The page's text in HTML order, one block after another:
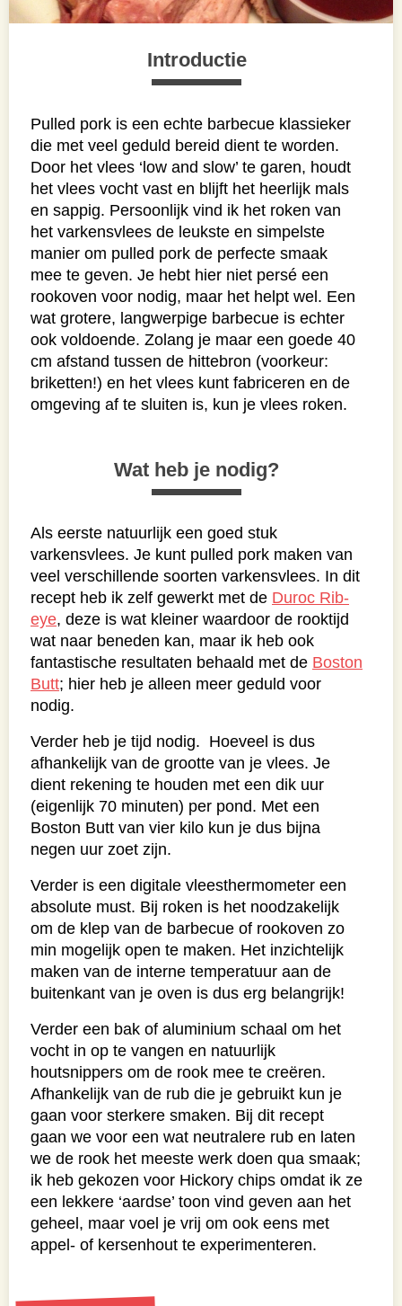
Introductie
Pulled pork is een echte barbecue klassieker
die met veel geduld bereid dient te worden.
Door het vlees ‘low and slow’ te garen, houdt
het vlees vocht vast en blijft het heerlijk mals
en sappig. Persoonlijk vind ik het roken van
het varkensvlees de leukste en simpelste
manier om pulled pork de perfecte smaak
mee te geven. Je hebt hier niet persé een
rookoven voor nodig, maar het helpt wel. Een
wat grotere, langwerpige barbecue is echter
ook voldoende. Zolang je maar een goede 40
cm afstand tussen de hittebron (voorkeur:
briketten!) en het vlees kunt fabriceren en de
omgeving af te sluiten is, kun je vlees roken.
Wat heb je nodig?
Als eerste natuurlijk een goed stuk
varkensvlees. Je kunt pulled pork maken van
veel verschillende soorten varkensvlees. In dit
recept heb ik zelf gewerkt met de Duroc Rib-
eye, deze is wat kleiner waardoor de rooktijd
wat naar beneden kan, maar ik heb ook
fantastische resultaten behaald met de Boston
Butt; hier heb je alleen meer geduld voor
nodig.
Verder heb je tijd nodig. Hoeveel is dus
afhankelijk van de grootte van je vlees. Je
dient rekening te houden met een dik uur
(eigenlijk 70 minuten) per pond. Met een
Boston Butt van vier kilo kun je dus bijna
negen uur zoet zijn.
Verder is een digitale vleesthermometer een
absolute must. Bij roken is het noodzakelijk
om de klep van de barbecue of rookoven zo
min mogelijk open te maken. Het inzichtelijk
maken van de interne temperatuur aan de
buitenkant van je oven is dus erg belangrijk!
Verder een bak of aluminium schaal om het
vocht in op te vangen en natuurlijk
houtsnippers om de rook mee te creëren.
Afhankelijk van de rub die je gebruikt kun je
gaan voor sterkere smaken. Bij dit recept
gaan we voor een wat neutralere rub en laten
we de rook het meeste werk doen qua smaak;
ik heb gekozen voor Hickory chips omdat ik ze
een lekkere ‘aardse’ toon vind geven aan het
geheel, maar voel je vrij om ook eens met
appel- of kersenhout te experimenteren.